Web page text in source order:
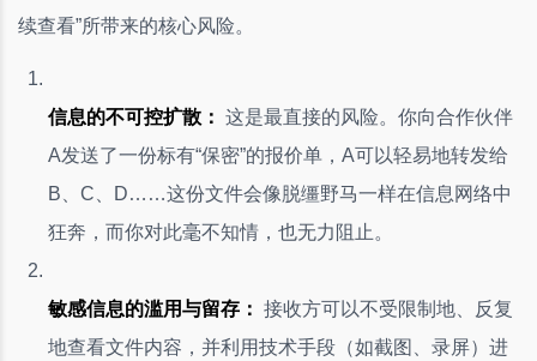
续查看”所带来的核心风险。
信息的不可控扩散： 这是最直接的风险。你向合作伙伴
A发送了一份标有“保密”的报价单，A可以轻易地转发给
B、C、D……这份文件会像脱缰野马一样在信息网络中
狂奔，而你对此毫不知情，也无力阻止。
敏感信息的滥用与留存： 接收方可以不受限制地、反复
地查看文件内容，并利用技术手段（如截图、录屏）进